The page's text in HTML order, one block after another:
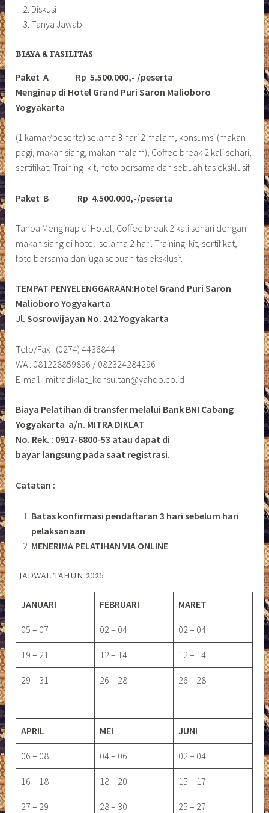
Diskusi
Tanya Jawab
BIAYA & FASILITAS
Paket A Rp 5.500.000,- /peserta
Menginap di Hotel Grand Puri Saron Malioboro
Yogyakarta
(1 kamar/peserta) selama 3 hari 2 malam, konsumsi (makan
pagi, makan siang, makan malam), Coffee break 2 kali sehari,
sertifikat, Training kit, foto bersama dan sebuah tas eksklusif.
Paket B Rp 4.500.000,-/peserta
Tanpa Menginap di Hotel, Coffee break 2 kali sehari dengan
makan siang di hotel selama 2 hari. Training kit, sertifikat,
foto bersama dan juga sebuah tas eksklusif.
TEMPAT PENYELENGGARAAN:Hotel Grand Puri Saron
Malioboro Yogyakarta
Jl. Sosrowijayan No. 242 Yogyakarta
Telp/Fax : (0274) 4436844
WA : 081228859896 / 082324284296
E-mail : mitradiklat_konsultan@yahoo.co.id
Biaya Pelatihan di transfer melalui Bank BNI Cabang
Yogyakarta a/n. MITRA DIKLAT
No. Rek. : 0917-6800-53 atau dapat di
bayar langsung pada saat registrasi.
Catatan :
Batas konfirmasi pendaftaran 3 hari sebelum hari
pelaksanaan
MENERIMA PELATIHAN VIA ONLINE
JADWAL TAHUN 2026
JANUARI FEBRUARI MARET
05 – 07 02 – 04 02 – 04
19 – 21 12 – 14 12 – 14
29 – 31 26 – 28 26 – 28
APRIL MEI JUNI
06 – 08 04 – 06 02 – 04
16 – 18 18 – 20 15 – 17
27 – 29 28 – 30 25 – 27